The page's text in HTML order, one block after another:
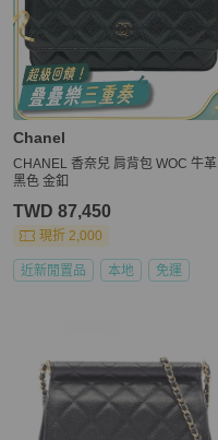
Chanel
CHANEL 香奈兒 肩背包 WOC 牛革
黑色 金釦
TWD 87,450
現折 2,000
近新閒置品 本地 免運